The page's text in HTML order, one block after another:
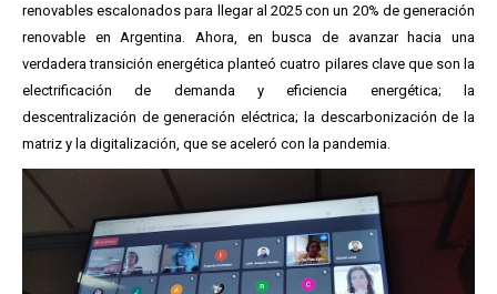
renovables escalonados para llegar al 2025 con un 20% de generación
renovable en Argentina. Ahora, en busca de avanzar hacia una
verdadera transición energética planteó cuatro pilares clave que son la
electrificación de demanda y eficiencia energética; la
descentralización de generación eléctrica; la descarbonización de la
matriz y la digitalización, que se aceleró con la pandemia.